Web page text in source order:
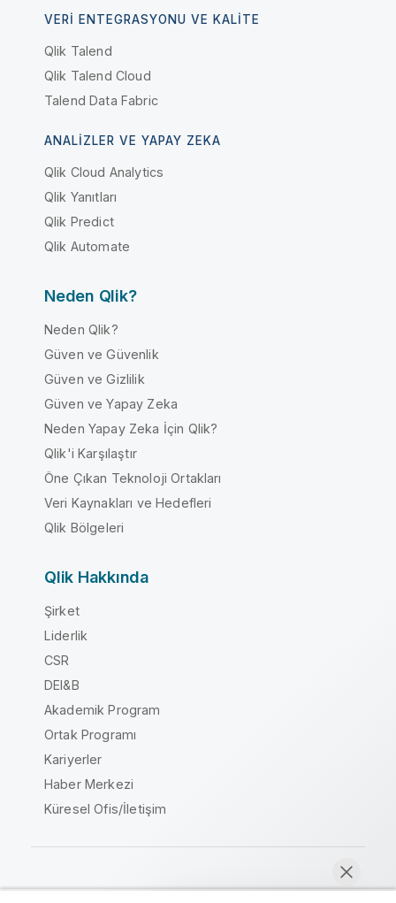
VERI ENTEGRASYONU VE KALITE
Qlik Talend
Qlik Talend Cloud
Talend Data Fabric
ANALIZLER VE YAPAY ZEKA
Qlik Cloud Analytics
Qlik Yanıtları
Qlik Predict
Qlik Automate
Neden Qlik?
Neden Qlik?
Güven ve Güvenlik
Güven ve Gizlilik
Güven ve Yapay Zeka
Neden Yapay Zeka İçin Qlik?
Qlik'i Karşılaştır
Öne Çıkan Teknoloji Ortakları
Veri Kaynakları ve Hedefleri
Qlik Bölgeleri
Qlik Hakkında
Şirket
Liderlik
CSR
DEI&B
Akademik Program
Ortak Programı
Kariyerler
Haber Merkezi
Küresel Ofis/İletişim